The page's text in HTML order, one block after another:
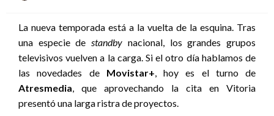
La nueva temporada está a la vuelta de la esquina. Tras
una especie destandby nacional, los grandes grupos
televisivos vuelven a la carga. Si el otro día hablamos de
las novedades de Movistar+, hoy es el turno de
Atresmedia, que aprovechando la cita en Vitoria
presentó una larga ristra de proyectos.